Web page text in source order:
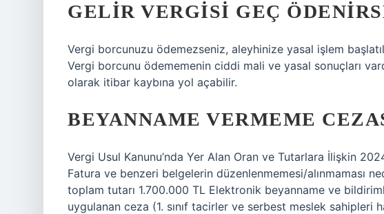
GELIR VERGISI GEÇ
Vergi borcunuzu ödemezseniz, aleyhinize yasal işlem
Vergi borcunu ödememenin ciddi mali ve yasal sonuçları
olarak itibar kaybına yol açabilir.
BEYANNAME VERMEME
Vergi Usul Kanunu’nda Yer Alan Oran ve Tutarlara İlişkin
Fatura ve benzeri belgelerin düzenlenmemesi/alınmaması
toplam tutarı 1.700.000 TL Elektronik beyanname ve
uygulanan ceza (1. sınıf tacirler ve serbest meslek sahipleri